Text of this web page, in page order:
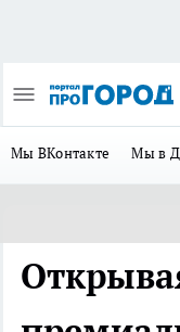
Мы ВКонтакте Мы в